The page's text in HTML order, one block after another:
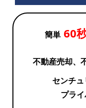
簡単 60
不動産売却、
センチ
プラ